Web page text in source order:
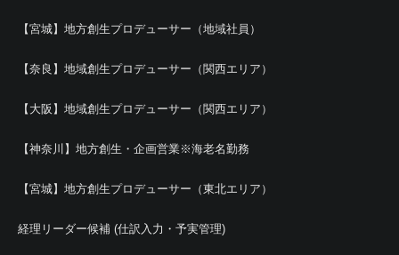
【宮城】地方創生プロデューサー（地域社員）
【奈良】地域創生プロデューサー（関西エリア）
【大阪】地域創生プロデューサー（関西エリア）
【神奈川】地方創生・企画営業※海老名勤務
【宮城】地方創生プロデューサー（東北エリア）
経理リーダー候補 (仕訳入力・予実管理)